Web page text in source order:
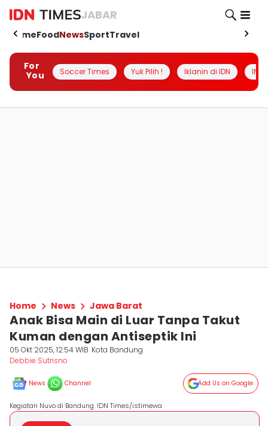
JABAR
HomeFoodNewsSportTravel
For
You
Soccer Times Yuk Pilih ! Iklanin di IDN
Home News Jawa Barat
Anak Bisa Main di Luar Tanpa Takut
Kuman dengan Antiseptik Ini
05 Okt 2025, 12:54 WIB Kota Bandung
Debbie Sutrisno
News Channel Add Us on Google
Kegiatan Nuvo di Bandung. IDN Times/istimewa